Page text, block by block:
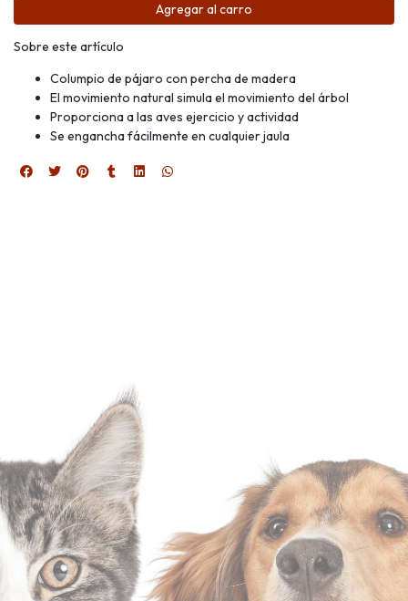
Agregar al carro
Sobre este artículo
Columpio de pájaro con percha de madera
El movimiento natural simula el movimiento del árbol
Proporciona a las aves ejercicio y actividad
Se engancha fácilmente en cualquier jaula